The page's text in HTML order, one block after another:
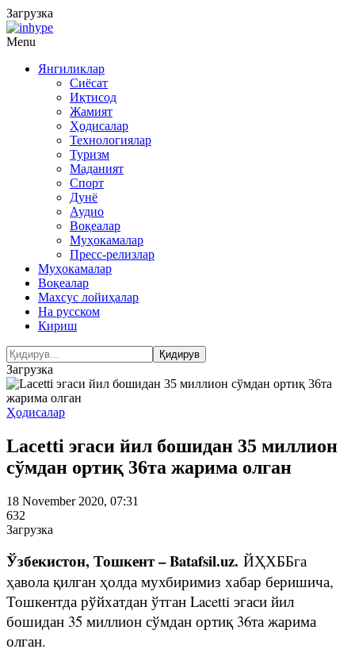
Загрузка
Menu
Янгиликлар
Сиёсат
Иқтисод
Жамият
Ҳодисалар
Технологиялар
Туризм
Маданият
Спорт
Дунё
Аудио
Воқеалар
Муҳокамалар
Пресс-релизлар
Муҳокамалар
Воқеалар
Махсус лойиҳалар
На русском
Кириш
Загрузка
Ҳодисалар
Lacetti эгаси йил бошидан 35 миллион
сўмдан ортиқ 36та жарима олган
18 November 2020, 07:31
632
Загрузка
Ўзбекистон, Тошкент – Batafsil.uz. ЙҲХББга
ҳавола қилган ҳолда мухбиримиз хабар беришича,
Тошкентда рўйхатдан ўтган Lacetti эгаси йил
бошидан 35 миллион сўмдан ортиқ 36та жарима
олган.